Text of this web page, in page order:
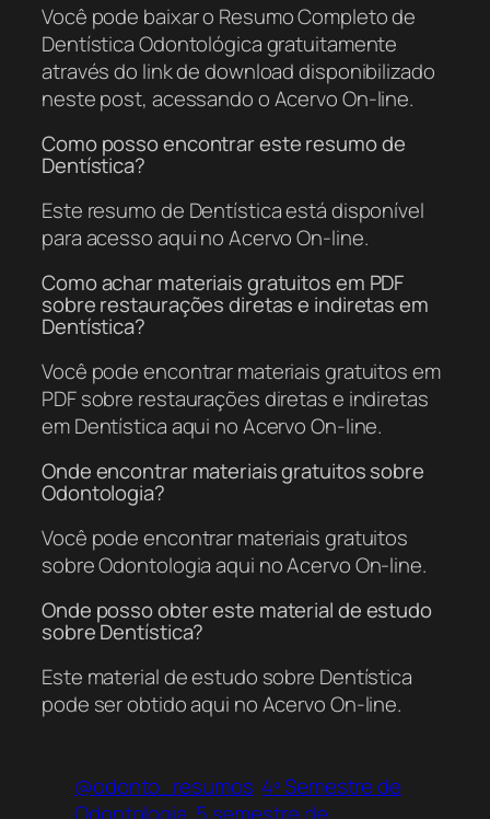
Você pode baixar o Resumo Completo de
Dentística Odontológica gratuitamente
através do link de download disponibilizado
neste post, acessando o Acervo On-line.
Como posso encontrar este resumo de
Dentística?
Este resumo de Dentística está disponível
para acesso aqui no Acervo On-line.
Como achar materiais gratuitos em PDF
sobre restaurações diretas e indiretas em
Dentística?
Você pode encontrar materiais gratuitos em
PDF sobre restaurações diretas e indiretas
em Dentística aqui no Acervo On-line.
Onde encontrar materiais gratuitos sobre
Odontologia?
Você pode encontrar materiais gratuitos
sobre Odontologia aqui no Acervo On-line.
Onde posso obter este material de estudo
sobre Dentística?
Este material de estudo sobre Dentística
pode ser obtido aqui no Acervo On-line.
@odonto_resumos 4º Semestre de